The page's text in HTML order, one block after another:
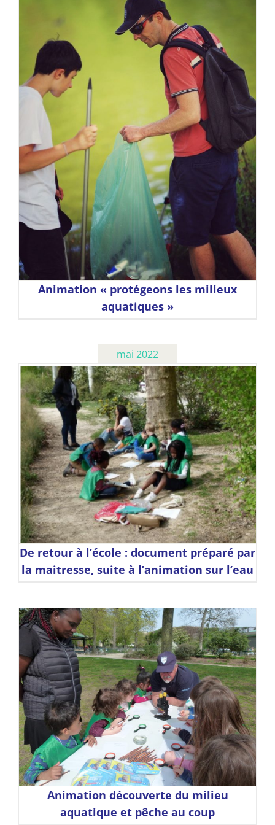
Animation « protégeons les milieux
aquatiques »
mai 2022
De retour à l’école : document préparé par
la maitresse, suite à l’animation sur l’eau
Animation découverte du milieu
aquatique et pêche au coup